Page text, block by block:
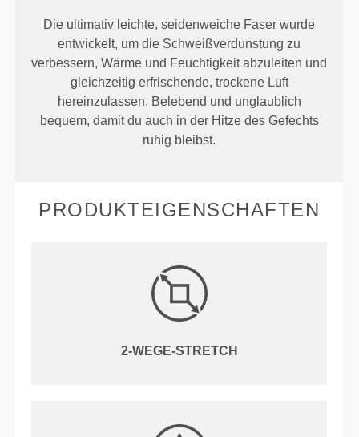
Die ultimativ leichte, seidenweiche Faser wurde
entwickelt, um die Schweißverdunstung zu
verbessern, Wärme und Feuchtigkeit abzuleiten und
gleichzeitig erfrischende, trockene Luft
hereinzulassen. Belebend und unglaublich
bequem, damit du auch in der Hitze des Gefechts
ruhig bleibst.
PRODUKTEIGENSCHAFTEN
2-WEGE-STRETCH